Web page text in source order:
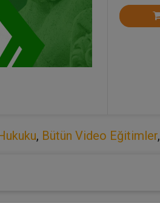
, Bütün Video Eğitimler,